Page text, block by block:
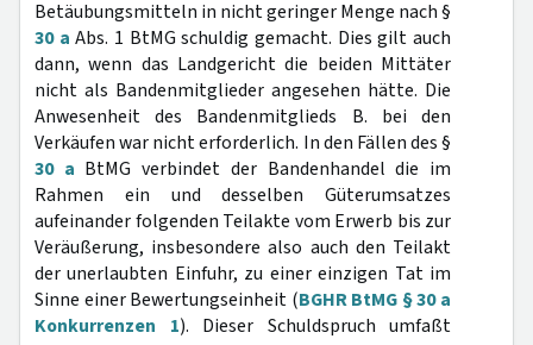
Betäubungsmitteln in nicht geringer Menge nach §
30 a Abs. 1 BtMG schuldig gemacht. Dies gilt auch
dann, wenn das Landgericht die beiden Mittäter
nicht als Bandenmitglieder angesehen hätte. Die
Anwesenheit des Bandenmitglieds B. bei den
Verkäufen war nicht erforderlich. In den Fällen des §
30 a BtMG verbindet der Bandenhandel die im
Rahmen ein und desselben Güterumsatzes
aufeinander folgenden Teilakte vom Erwerb bis zur
Veräußerung, insbesondere also auch den Teilakt
der unerlaubten Einfuhr, zu einer einzigen Tat im
Sinne einer Bewertungseinheit (BGHR BtMG § 30 a
Konkurrenzen 1). Dieser Schuldspruch umfaßt